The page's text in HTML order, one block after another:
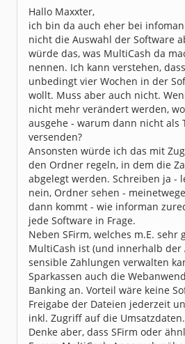
Hallo Maxxter,
ich bin da auch eher bei
nicht die Auswahl der Software
würde das, was MultiCash da
nennen. Ich kann verstehen,
unbedingt vier Wochen in der
wollt. Muss aber auch nicht.
nicht mehr verändert werden,
ausgehe - warum dann nicht als
versenden?
Ansonsten würde ich das mit
den Ordner regeln, in dem die
abgelegt werden. Schreiben ja -
nein, Ordner sehen -
dann kommt - wie informan
jede Software in Frage.
Neben SFirm, welches m.E. sehr
MultiCash ist (und innerhalb der
sensible Zahlungen verwalten
Sparkassen auch die
Banking an. Vorteil wäre keine
Freigabe der Dateien jederzeit
inkl. Zugriff auf die Umsatzdaten.
Denke aber, dass SFirm oder